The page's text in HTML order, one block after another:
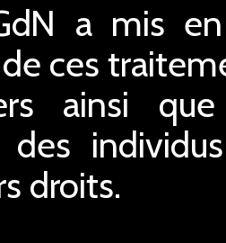
a mis
de ces
ainsi
des
droits.